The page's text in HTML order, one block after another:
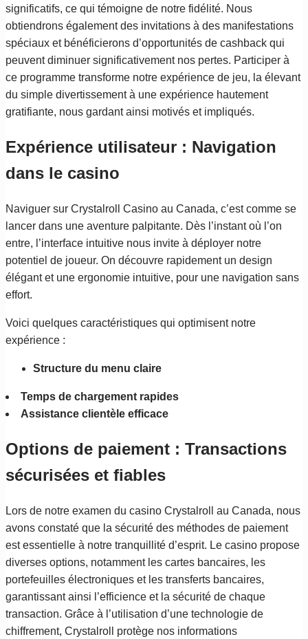
significatifs, ce qui témoigne de notre fidélité. Nous
obtiendrons également des invitations à des manifestations
spéciaux et bénéficierons d’opportunités de cashback qui
peuvent diminuer significativement nos pertes. Participer à
ce programme transforme notre expérience de jeu, la élevant
du simple divertissement à une expérience hautement
gratifiante, nous gardant ainsi motivés et impliqués.
Expérience utilisateur : Navigation
dans le casino
Naviguer sur Crystalroll Casino au Canada, c’est comme se
lancer dans une aventure palpitante. Dès l’instant où l’on
entre, l’interface intuitive nous invite à déployer notre
potentiel de joueur. On découvre rapidement un design
élégant et une ergonomie intuitive, pour une navigation sans
effort.
Voici quelques caractéristiques qui optimisent notre
expérience :
Structure du menu claire
Temps de chargement rapides
Assistance clientèle efficace
Options de paiement : Transactions
sécurisées et fiables
Lors de notre examen du casino Crystalroll au Canada, nous
avons constaté que la sécurité des méthodes de paiement
est essentielle à notre tranquillité d’esprit. Le casino propose
diverses options, notamment les cartes bancaires, les
portefeuilles électroniques et les transferts bancaires,
garantissant ainsi l’efficience et la sécurité de chaque
transaction. Grâce à l’utilisation d’une technologie de
chiffrement, Crystalroll protège nos informations